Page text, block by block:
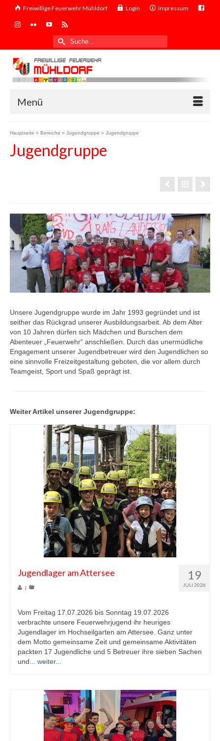
Freiwillige Feuerwehr Mühldorf Login Impressum
Suche
nach:
Menü
Hauptseite » Bereiche » Jugendgruppe » Jugendgruppe
Jugendgruppe
Unsere Jugendgruppe wurde im Jahr 1993 gegründet und ist
seither das Rückgrad unserer Ausbildungsarbeit. Ab dem Alter
von 10 Jahren dürfen sich Mädchen und Burschen dem
Abenteuer „Feuerwehr“ anschließen. Durch das unermüdliche
Engagement unserer Jugendbetreuer wird den Jugendlichen so
eine sinnvolle Freizeitgestaltung geboten, die vor allem durch
Teamgeist, Sport und Spaß geprägt ist.
Weiter Artikel unserer Jugendgruppe:
19
JULI 2026
Jugendlager am Attersee
|
Vom Freitag 17.07.2026 bis Sonntag 19.07.2026
verbrachte unsere Feuerwehrjugend ihr heuriges
Jugendlager im Hochseilgarten am Attersee. Ganz unter
dem Motto gemeinsame Zeit und gemeinsame Aktivitäten
packten 17 Jugendliche und 5 Betreuer ihre sieben Sachen
und... weiter...